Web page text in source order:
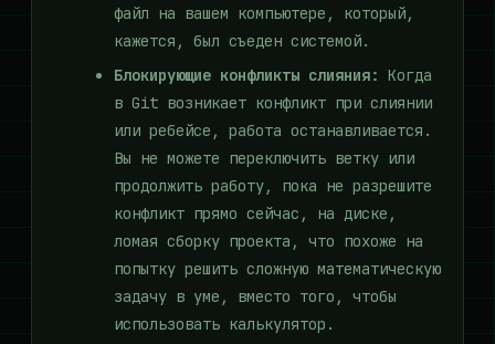
файл на вашем компьютере, который,
кажется, был съеден системой.
Блокирующие конфликты слияния: Когда
в Git возникает конфликт при слиянии
или ребейсе, работа останавливается.
Вы не можете переключить ветку или
продолжить работу, пока не разрешите
конфликт прямо сейчас, на диске,
ломая сборку проекта, что похоже на
попытку решить сложную математическую
задачу в уме, вместо того, чтобы
использовать калькулятор.